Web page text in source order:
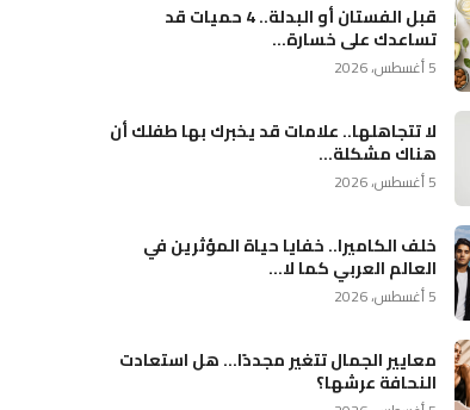
قبل الفستان أو البدلة.. 4 حميات قد
تساعدك على خسارة...
5 أغسطس، 2026
لا تتجاهلها.. علامات قد يخبرك بها طفلك أن
هناك مشكلة...
5 أغسطس، 2026
خلف الكاميرا.. خفايا حياة المؤثرين في
العالم العربي كما لا...
5 أغسطس، 2026
معايير الجمال تتغير مجددًا… هل استعادت
النحافة عرشها؟